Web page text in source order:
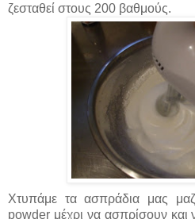
ζεσταθεί στους 200 βαθμούς.
Χτυπάμε τα ασπράδια μας
powder μέχρι να ασπρίσουν και